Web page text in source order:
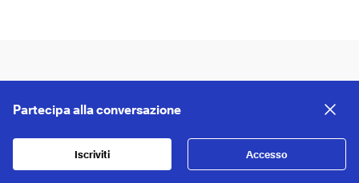
Partecipa alla conversazione
Iscriviti Accesso